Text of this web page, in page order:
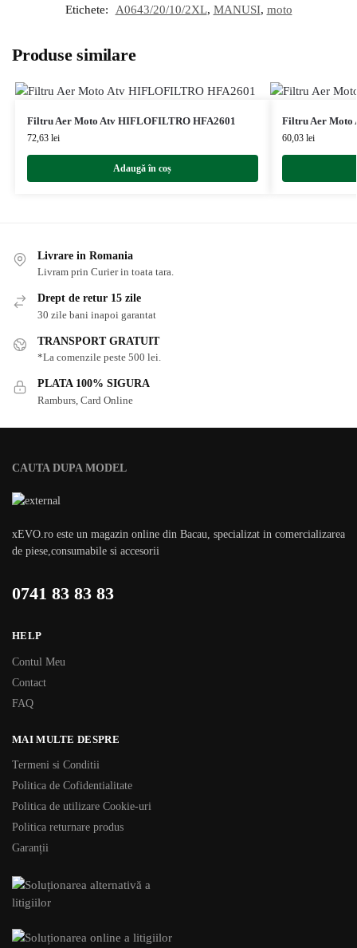
Etichete:
A0643/20/10/2XL, MANUSI, moto
Produse similare
Filtru Aer Moto Atv HIFLOFILTRO HFA2601
72,63 lei
Adaugă în coș
Filtru Aer Moto
60,03 lei
Livrare in Romania
Livram prin Curier in toata tara.
Drept de retur 15 zile
30 zile bani inapoi garantat
TRANSPORT GRATUIT
*La comenzile peste 500 lei.
PLATA 100% SIGURA
Ramburs, Card Online
CAUTA DUPA MODEL
xEVO.ro este un magazin online din Bacau, specializat in comercializarea
de piese,consumabile si accesorii
0741 83 83 83
HELP
Contul Meu
Contact
FAQ
MAI MULTE DESPRE
Termeni si Conditii
Politica de Cofidentialitate
Politica de utilizare Cookie-uri
Politica returnare produs
Garanții